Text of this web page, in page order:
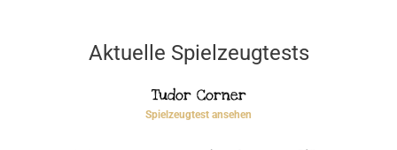
Aktuelle Spielzeugtests
Tudor Corner
Spielzeugtest ansehen